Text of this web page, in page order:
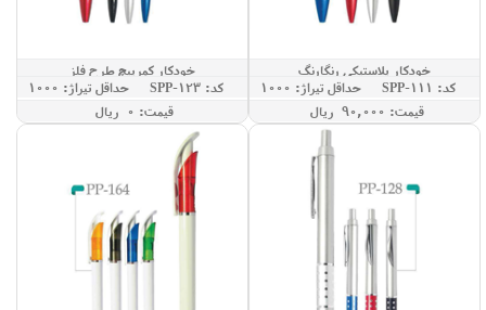
خودکار پلاستیکی رنگارنگ
کد: SPP-111
حداقل تيراژ: 1000
قيمت: 90,000 ريال
خودکار کمرپیچ طرح فلز
کد: SPP-123
حداقل تيراژ: 1000
قيمت: 0 ريال